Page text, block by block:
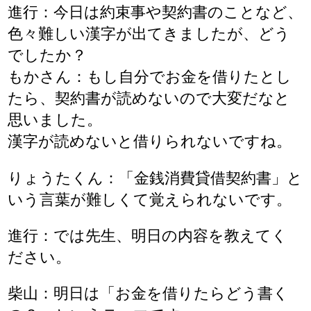
進行：今日は約束事や契約書のことなど、
色々難しい漢字が出てきましたが、どう
でしたか？
もかさん：もし自分でお金を借りたとし
たら、契約書が読めないので大変だなと
思いました。
漢字が読めないと借りられないですね。
りょうたくん：「金銭消費貸借契約書」と
いう言葉が難しくて覚えられないです。
進行：では先生、明日の内容を教えてく
ださい。
柴山：明日は「お金を借りたらどう書く